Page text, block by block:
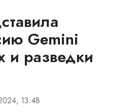
Gemini
и разведки
13:48